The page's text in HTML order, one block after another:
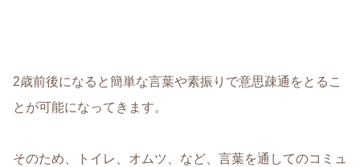
2歳前後になると簡単な言葉や素振りで意思疎通をとるこ
とが可能になってきます。
そのため、トイレ、オムツ、など、言葉を通してのコミュ